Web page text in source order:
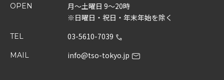
OPEN
月～土曜日 9～20時
※日曜日・祝日・年末年始を除く
TEL 03-5610-7039
MAIL info@tso-tokyo.jp